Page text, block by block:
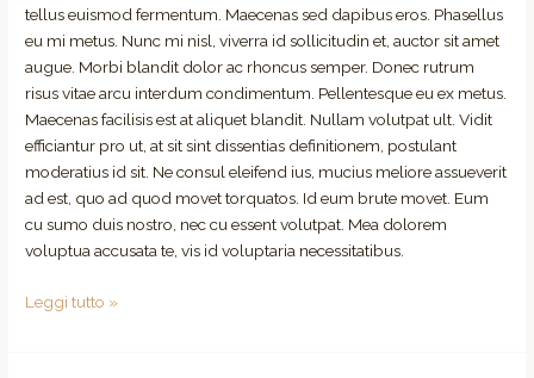
tellus euismod fermentum. Maecenas sed dapibus eros. Phasellus
eu mi metus. Nunc mi nisl, viverra id sollicitudin et, auctor sit amet
augue. Morbi blandit dolor ac rhoncus semper. Donec rutrum
risus vitae arcu interdum condimentum. Pellentesque eu ex metus.
Maecenas facilisis est at aliquet blandit. Nullam volutpat ult. Vidit
efficiantur pro ut, at sit sint dissentias definitionem, postulant
moderatius id sit. Ne consul eleifend ius, mucius meliore assueverit
ad est, quo ad quod movet torquatos. Id eum brute movet. Eum
cu sumo duis nostro, nec cu essent volutpat. Mea dolorem
voluptua accusata te, vis id voluptaria necessitatibus.
Leggi tutto »